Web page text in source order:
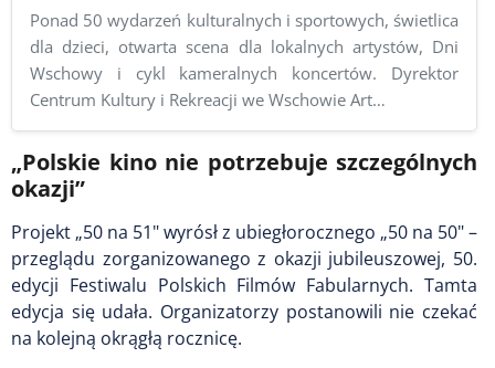
Ponad 50 wydarzeń kulturalnych i sportowych, świetlica
dla dzieci, otwarta scena dla lokalnych artystów, Dni
Wschowy i cykl kameralnych koncertów. Dyrektor
Centrum Kultury i Rekreacji we Wschowie Art…
„Polskie kino nie potrzebuje szczególnych
okazji”
Projekt „50 na 51" wyrósł z ubiegłorocznego „50 na 50" –
przeglądu zorganizowanego z okazji jubileuszowej, 50.
edycji Festiwalu Polskich Filmów Fabularnych. Tamta
edycja się udała. Organizatorzy postanowili nie czekać
na kolejną okrągłą rocznicę.